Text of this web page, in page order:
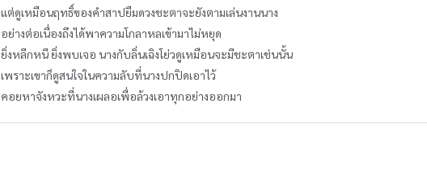
แต่ดูเหมือนฤทธิ์ของคำสาปยืมดวงชะตาจะยังตามเล่นงานนาง
อย่างต่อเนื่องถึงได้พาความโกลาหลเข้ามาไม่หยุด
ยิ่งหลีกหนี ยิ่งพบเจอ นางกับลิ่นเฉิงโย่วดูเหมือนจะมีชะตาเช่นนั้น
เพราะเขาก็ดูสนใจในความลับที่นางปกปิดเอาไว้
คอยหาจังหวะที่นางเผลอเพื่อล้วงเอาทุกอย่างออกมา